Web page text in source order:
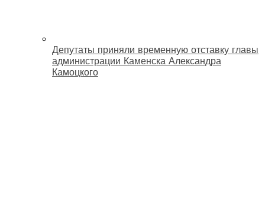
Депутаты приняли временную отставку главы
администрации Каменска Александра
Камоцкого